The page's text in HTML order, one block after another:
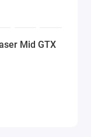
Mid GTX